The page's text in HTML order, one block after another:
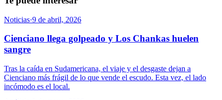
Noticias·9 de abril, 2026
Cienciano llega golpeado y Los Chankas huelen
sangre
Tras la caída en Sudamericana, el viaje y el desgaste dejan a
Cienciano más frágil de lo que vende el escudo. Esta vez, el lado
incómodo es el local.